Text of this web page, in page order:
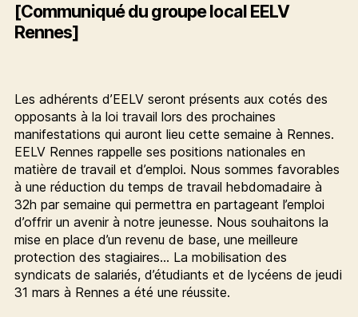
[Communiqué du groupe local EELV
Rennes]
Les adhérents d’EELV seront présents aux cotés des
opposants à la loi travail lors des prochaines
manifestations qui auront lieu cette semaine à Rennes.
EELV Rennes rappelle ses positions nationales en
matière de travail et d’emploi. Nous sommes favorables
à une réduction du temps de travail hebdomadaire à
32h par semaine qui permettra en partageant l’emploi
d’offrir un avenir à notre jeunesse. Nous souhaitons la
mise en place d’un revenu de base, une meilleure
protection des stagiaires… La mobilisation des
syndicats de salariés, d’étudiants et de lycéens de jeudi
31 mars à Rennes a été une réussite.